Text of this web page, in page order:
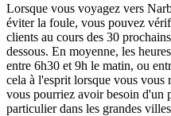
Lorsque vous voyagez vers
éviter la foule, vous pouvez
clients au cours des 30
dessous. En moyenne, les
entre 6h30 et 9h le matin, ou
cela à l'esprit lorsque vous vous
vous pourriez avoir besoin d'un
particulier dans les grandes